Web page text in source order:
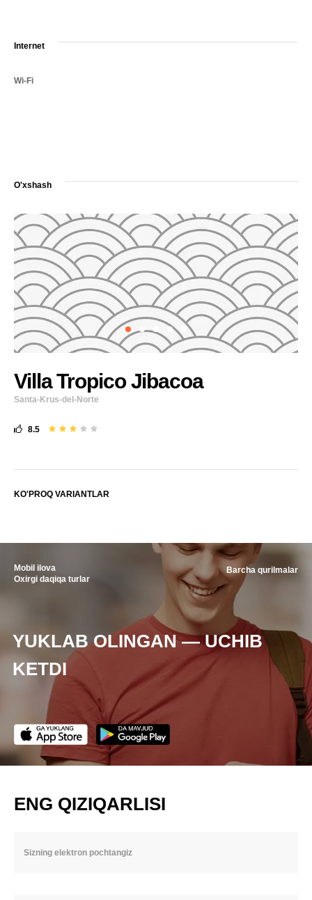
Internet
Wi-Fi
O'xshash
Villa Tropico Jibacoa
Santa-Krus-del-Norte
8.5
KO'PROQ VARIANTLAR
Mobil ilova
Oxirgi daqiqa turlar
YUKLAB OLINGAN — UCHIB
KETDI
Barcha qurilmalar
ENG QIZIQARLISI